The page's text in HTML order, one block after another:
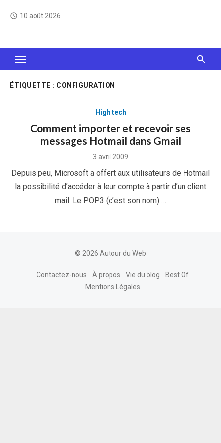
access_time 10 août 2026
Le Web, c'est comme une boîte de chocolats… On
sait jamais sur quoi on va tomber !
ÉTIQUETTE : CONFIGURATION
High tech
Comment importer et recevoir ses
messages Hotmail dans Gmail
Posted
3 avril 2009
Depuis peu, Microsoft a offert aux utilisateurs de Hotmail
la possibilité d’accéder à leur compte à partir d’un client
mail. Le POP3 (c’est son nom) …
© 2026 Autour du Web
Contactez-nous À propos Vie du blog
Best Of
Mentions Légales